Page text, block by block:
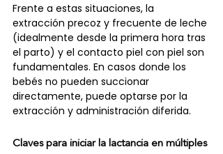
Frente a estas situaciones, la
extracción precoz y frecuente de leche
(idealmente desde la primera hora tras
el parto) y el contacto piel con piel son
fundamentales. En casos donde los
bebés no pueden succionar
directamente, puede optarse por la
extracción y administración diferida.
Claves para iniciar la lactancia en múltiples